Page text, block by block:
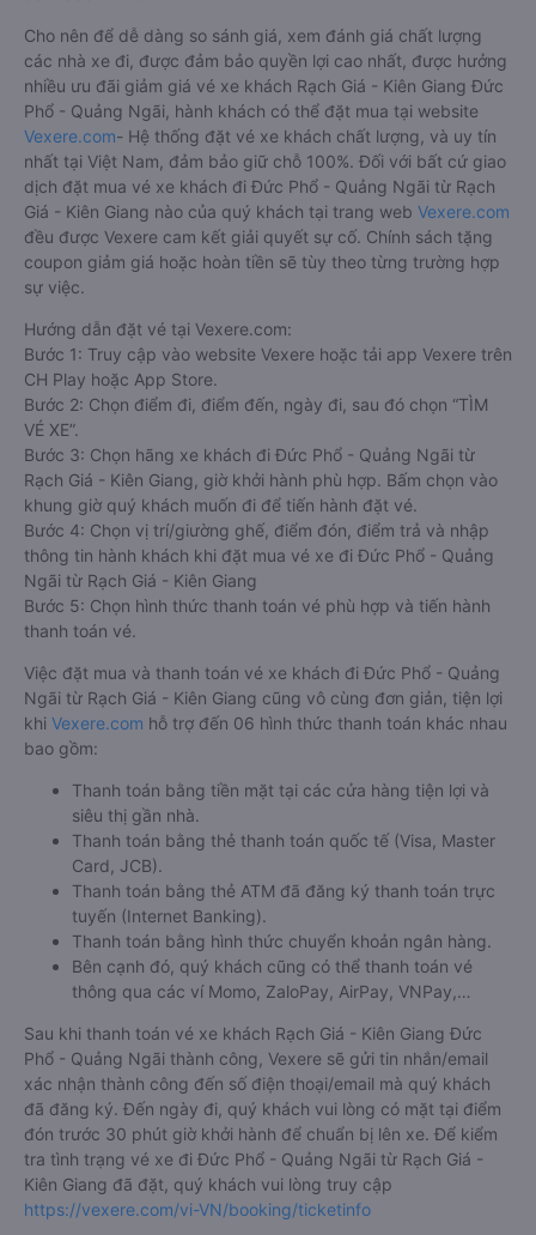
Cho nên để dễ dàng so sánh giá, xem đánh giá chất lượng
các nhà xe đi, được đảm bảo quyền lợi cao nhất, được hưởng
nhiều ưu đãi giảm giá vé xe khách Rạch Giá - Kiên Giang Đức
Phổ - Quảng Ngãi, hành khách có thể đặt mua tại website
Vexere.com- Hệ thống đặt vé xe khách chất lượng, và uy tín
nhất tại Việt Nam, đảm bảo giữ chỗ 100%. Đối với bất cứ giao
dịch đặt mua vé xe khách đi Đức Phổ - Quảng Ngãi từ Rạch
Giá - Kiên Giang nào của quý khách tại trang web Vexere.com
đều được Vexere cam kết giải quyết sự cố. Chính sách tặng
coupon giảm giá hoặc hoàn tiền sẽ tùy theo từng trường hợp
sự việc.
Hướng dẫn đặt vé tại Vexere.com:
Bước 1: Truy cập vào website Vexere hoặc tải app Vexere trên
CH Play hoặc App Store.
Bước 2: Chọn điểm đi, điểm đến, ngày đi, sau đó chọn “TÌM
VÉ XE”.
Bước 3: Chọn hãng xe khách đi Đức Phổ - Quảng Ngãi từ
Rạch Giá - Kiên Giang, giờ khởi hành phù hợp. Bấm chọn vào
khung giờ quý khách muốn đi để tiến hành đặt vé.
Bước 4: Chọn vị trí/giường ghế, điểm đón, điểm trả và nhập
thông tin hành khách khi đặt mua vé xe đi Đức Phổ - Quảng
Ngãi từ Rạch Giá - Kiên Giang
Bước 5: Chọn hình thức thanh toán vé phù hợp và tiến hành
thanh toán vé.
Việc đặt mua và thanh toán vé xe khách đi Đức Phổ - Quảng
Ngãi từ Rạch Giá - Kiên Giang cũng vô cùng đơn giản, tiện lợi
khi Vexere.com hỗ trợ đến 06 hình thức thanh toán khác nhau
bao gồm:
Thanh toán bằng tiền mặt tại các cửa hàng tiện lợi và
siêu thị gần nhà.
Thanh toán bằng thẻ thanh toán quốc tế (Visa, Master
Card, JCB).
Thanh toán bằng thẻ ATM đã đăng ký thanh toán trực
tuyến (Internet Banking).
Thanh toán bằng hình thức chuyển khoản ngân hàng.
Bên cạnh đó, quý khách cũng có thể thanh toán vé
thông qua các ví Momo, ZaloPay, AirPay, VNPay,…
Sau khi thanh toán vé xe khách Rạch Giá - Kiên Giang Đức
Phổ - Quảng Ngãi thành công, Vexere sẽ gửi tin nhắn/email
xác nhận thành công đến số điện thoại/email mà quý khách
đã đăng ký. Đến ngày đi, quý khách vui lòng có mặt tại điểm
đón trước 30 phút giờ khởi hành để chuẩn bị lên xe. Để kiểm
tra tình trạng vé xe đi Đức Phổ - Quảng Ngãi từ Rạch Giá -
Kiên Giang đã đặt, quý khách vui lòng truy cập
https://vexere.com/vi-VN/booking/ticketinfo